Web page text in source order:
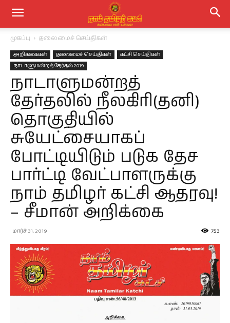
முகப்பு தலைமைச் செய்திகள்
அறிக்கைகள் தலைமைச் செய்திகள்
கட்சி செய்திகள்
நாடாளுமன்றத் தேர்தல் 2019
நாடாளுமன்றத்
தேர்தலில் நீலகிரி(தனி)
தொகுதியில்
சுயேட்சையாகப்
போட்டியிடும் படுக தேச
பார்ட்டி வேட்பாளருக்கு
நாம் தமிழர் கட்சி ஆதரவு!
– சீமான் அறிக்கை
மார்ச் 31, 2019 753